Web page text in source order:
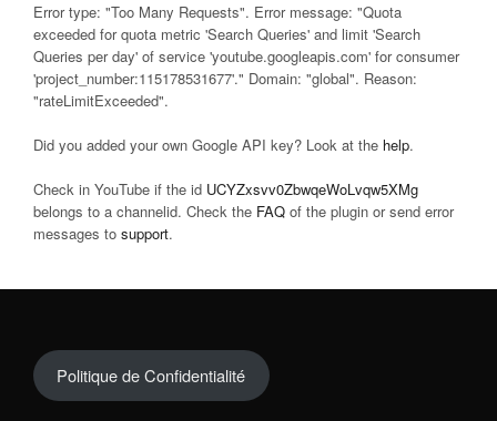
Error type: "Too Many Requests". Error message: "Quota
exceeded for quota metric 'Search Queries' and limit 'Search
Queries per day' of service 'youtube.googleapis.com' for consumer
'project_number:115178531677'." Domain: "global". Reason:
"rateLimitExceeded".
Did you added your own Google API key? Look at the help.
Check in YouTube if the id UCYZxsvv0ZbwqeWoLvqw5XMg
belongs to a channelid. Check the FAQ of the plugin or send error
messages to support.
Politique de Confidentialité